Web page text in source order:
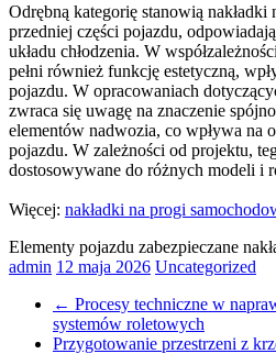
Odrębną kategorię stanowią
przedniej części pojazdu,
układu chłodzenia. W
pełni również funkcję estetyczną,
pojazdu. W opracowaniach
zwraca się uwagę na znaczenie
elementów nadwozia, co wpływa na
pojazdu. W zależności od projektu,
dostosowywane do różnych modeli i
Więcej: nakładki na progi
Elementy pojazdu zabezpieczane
admin 12 maja 2026 Uncategorized
← Procesy techniczne w
systemów roletowych
Przygotowanie przestrzeni z